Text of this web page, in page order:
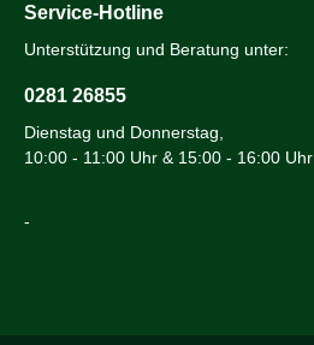
Service-Hotline
Unterstützung und Beratung unter:
0281 26855
Dienstag und Donnerstag,
10:00 - 11:00 Uhr & 15:00 - 16:00 Uhr
-